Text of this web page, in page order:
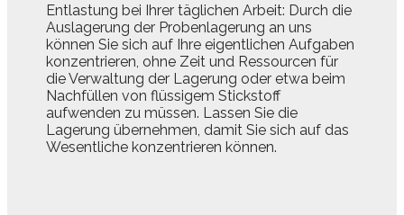
Entlastung bei Ihrer täglichen Arbeit: Durch die
Auslagerung der Probenlagerung an uns
können Sie sich auf Ihre eigentlichen Aufgaben
konzentrieren, ohne Zeit und Ressourcen für
die Verwaltung der Lagerung oder etwa beim
Nachfüllen von flüssigem Stickstoff
aufwenden zu müssen. Lassen Sie die
Lagerung übernehmen, damit Sie sich auf das
Wesentliche konzentrieren können.